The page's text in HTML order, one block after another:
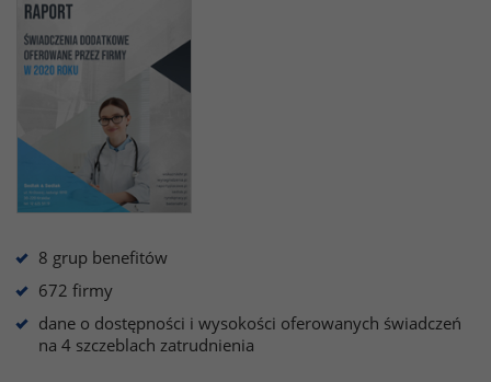
8 grup benefitów
672 firmy
dane o dostępności i wysokości oferowanych świadczeń
na 4 szczeblach zatrudnienia